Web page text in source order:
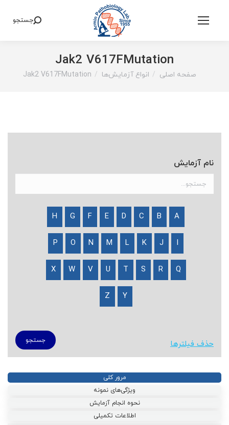
Search:
جستجو
Jak2 V617FMutation
You are here:
صفحه اصلی انواع آزمایش‌ها Jak2 V617FMutation
نام آزمایش
A
B
C
D
E
F
G
H
I
J
K
L
M
N
O
P
Q
R
S
T
U
V
W
X
Y
Z
حذف فیلترها
مرور کلی
ویژگی‌های نمونه
نحوه انجام آزمایش
اطلاعات تکمیلی